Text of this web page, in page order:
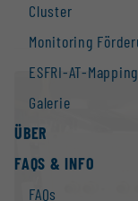
Cluster
Monitoring
ESFRI-AT-Mapping
Galerie
ÜBER
FAQS & INFO
FAQs